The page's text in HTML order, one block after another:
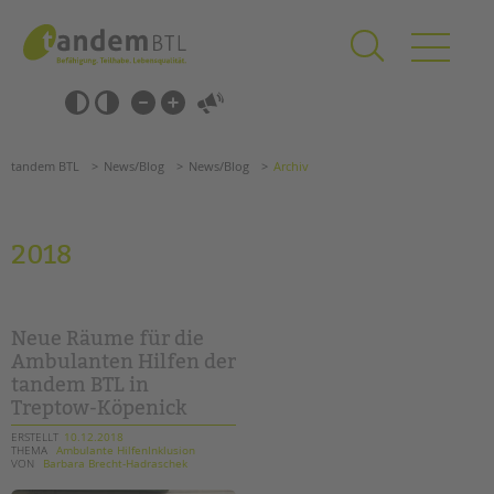
springen
Barrierefrei-
Einstellungen
überspringen
überspringen
Förderzentren
Kollegs
EFöB
Schulbezogene Sozialarbeit
Tagesgruppen
tandem BTL News/Blog News/Blog Archiv
2018
Neue Räume für die
Ambulanten Hilfen der
tandem BTL in
Treptow-Köpenick
ERSTELLT 10.12.2018
THEMA Ambulante HilfenInklusion
VON
Barbara Brecht-Hadraschek